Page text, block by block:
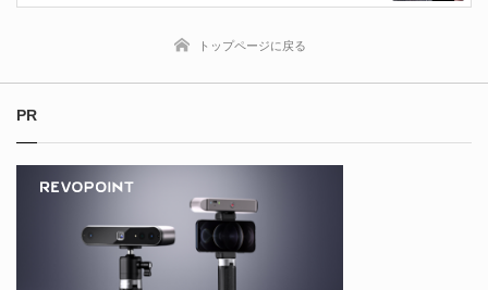
トップページに戻る
PR